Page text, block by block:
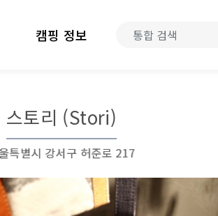
캠핑 정보
스토리 (Stori)
특별시 강서구 허준로 217